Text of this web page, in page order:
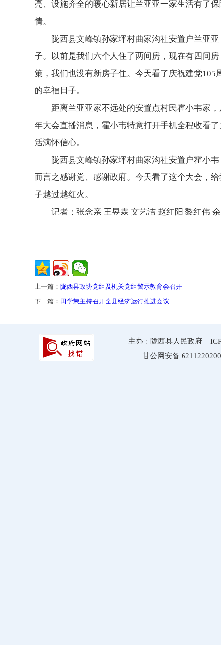
亮、设施齐全的暖心新居让兰亚亚一家生活有了
情。
陇西县文峰镇孙家坪村曲家沟社安置户兰亚
子。以前是我们六个人住了两间房，现在有四间
策，我们也没有新房子住。今天看了庆祝建党
的幸福日子。
距离兰亚亚家不远处的安置点村民霍小韦家
年大会直播消息，霍小韦特意打开手机全程收看
活满怀信心。
陇西县文峰镇孙家坪村曲家沟社安置户霍小
而言之感谢党、感谢政府。今天看了这个大会，
子越过越红火。
记者：张念亲 王昱霖 文艺洁 赵红阳 黎红伟
上一篇： 陇西县政协党组及机关党组警示教育会召开
下一篇： 田学荣主持召开全县经济运行推进会议
主办：陇西县人民政府
甘公网安备